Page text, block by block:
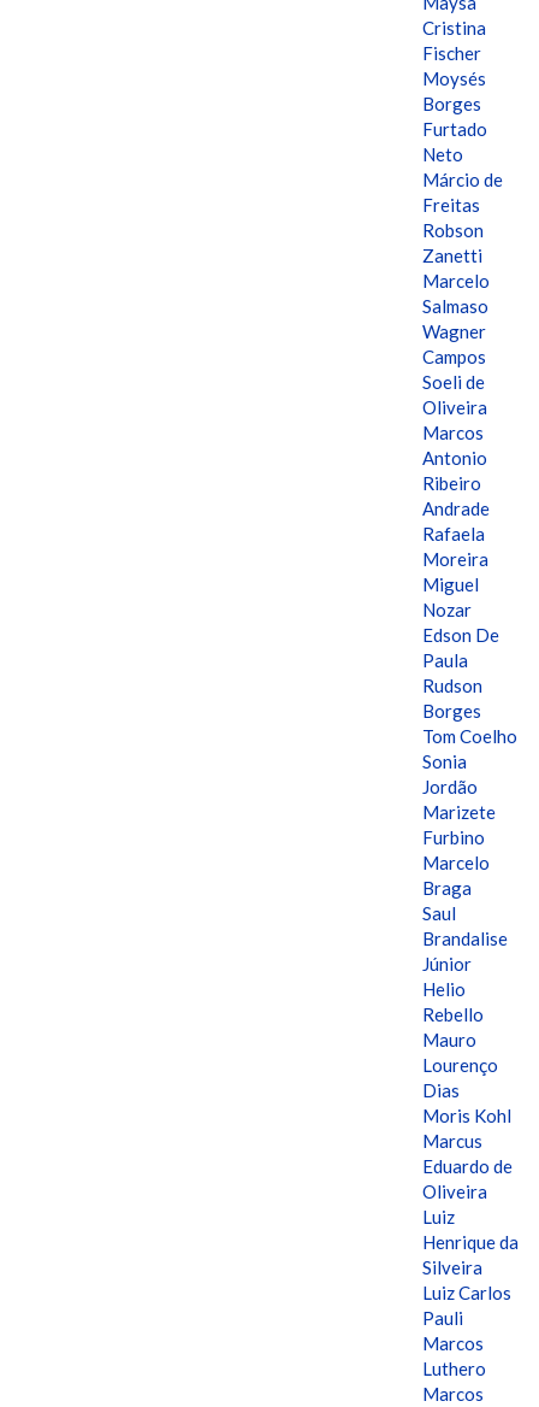
Cristina
Fischer
Moysés
Borges
Furtado
Neto
Márcio de
Freitas
Robson
Zanetti
Marcelo
Salmaso
Wagner
Campos
Soeli de
Oliveira
Marcos
Antonio
Ribeiro
Andrade
Rafaela
Moreira
Miguel
Nozar
Edson De
Paula
Rudson
Borges
Tom Coelho
Sonia
Jordão
Marizete
Furbino
Marcelo
Braga
Saul
Brandalise
Júnior
Helio
Rebello
Mauro
Lourenço
Dias
Moris Kohl
Marcus
Eduardo de
Oliveira
Luiz
Henrique da
Silveira
Luiz Carlos
Pauli
Marcos
Luthero
Marcos